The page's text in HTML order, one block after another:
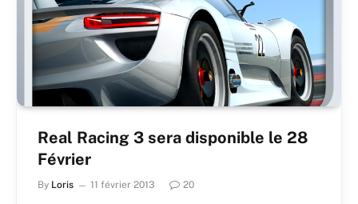
Real Racing 3 sera disponible le 28
Février
By Loris 11 février 2013 20